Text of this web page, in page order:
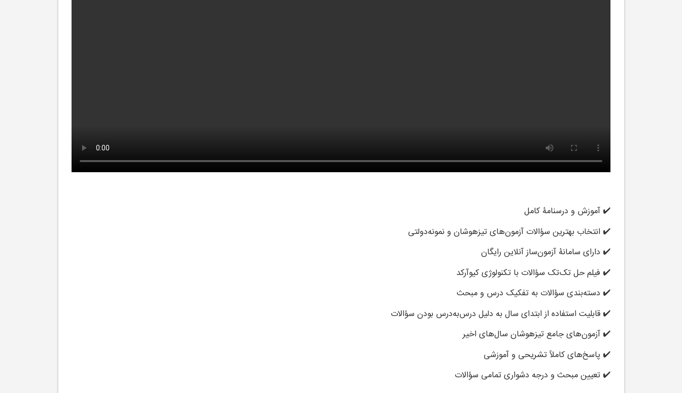
✔️ آموزش و درسنامۀ کامل
✔️ انتخاب بهترین سؤالات آزمون‌های تیزهوشان و نمونه‌دولتی
✔️ دارای سامانۀ آزمون‌ساز آنلاینرایگان
✔️ فیلم حل تک‌تک سؤالات با تکنولوژی کیوآرکد
✔️ دسته‌بندی سؤالات به تفکیک درس‌ و مبحث
✔️ قابلیت استفاده از ابتدای سال به دلیل درس‌به‌درس بودن سؤالات
✔️ آزمون‌های جامع تیزهوشان سال‌های اخیر
✔️ پاسخ‌های کاملاً تشریحی و آموزشی
✔️ تعیین مبحث و درجه دشواری تمامی سؤالات